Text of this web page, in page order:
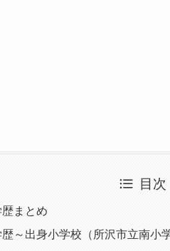
目次
まとめ
～出身小学校（所沢市立南小